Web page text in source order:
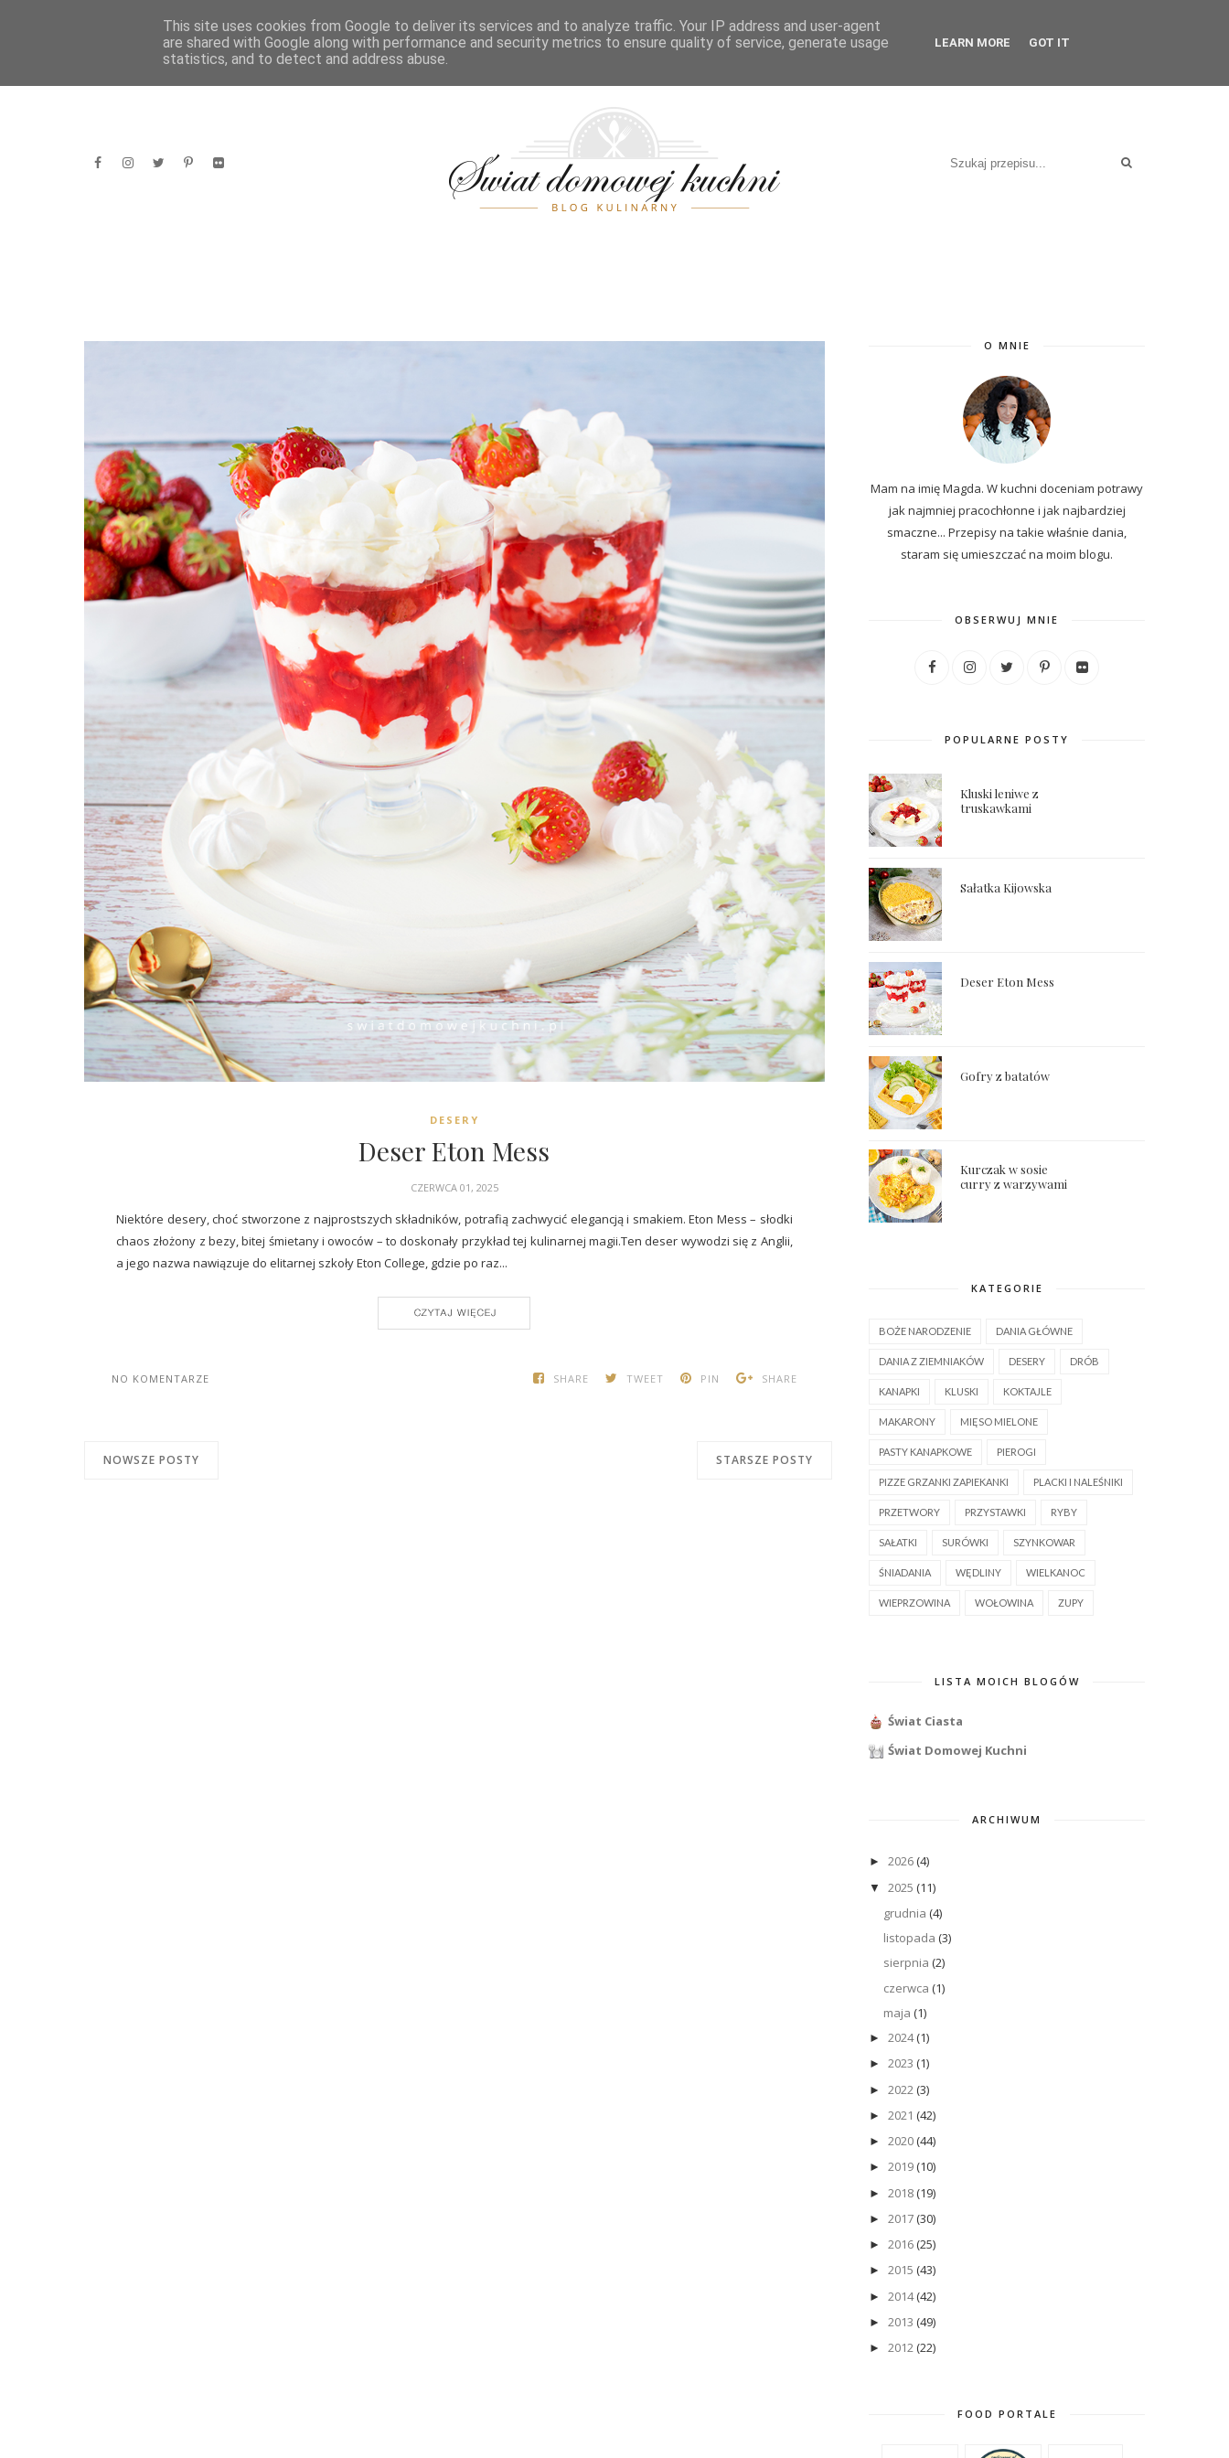
HOME POSIŁKI ŚWIĘTA PRZELICZNIKI SPIS TREŚCI KONTAKT
DESERY
Deser Eton Mess
CZERWCA 01, 2025
Niektóre desery, choć stworzone z najprostszych składników, potrafią zachwycić elegancją i smakiem. Eton Mess – słodki
chaos złożony z bezy, bitej śmietany i owoców – to doskonały przykład tej kulinarnej magii.Ten deser wywodzi się z Anglii,
a jego nazwa nawiązuje do elitarnej szkoły Eton College, gdzie po raz...
CONTINUE READING
SHARE TWEET PIN SHARE
NO KOMENTARZE
NOWSZE POSTY STARSZE POSTY
O MNIE
Mam na imię Magda. W kuchni doceniam potrawy
jak najmniej pracochłonne i jak najbardziej
smaczne... Przepisynatakie właśnie dania,
staram się umieszczać na moim blogu.
OBSERWUJ MNIE
POPULARNE POSTY
Kluski leniwe z
truskawkami
Sałatka Kijowska
Deser Eton Mess
Gofry z batatów
Kurczak w sosie
curry z warzywami
KATEGORIE
BOŻE NARODZENIE DANIA GŁÓWNE
DANIA Z ZIEMNIAKÓW DESERY DRÓB
KANAPKI KLUSKI KOKTAJLE
MAKARONY MIĘSO MIELONE
PASTY KANAPKOWE PIEROGI
PIZZE GRZANKI ZAPIEKANKI PLACKI I NALEŚNIKI
PRZETWORY PRZYSTAWKI RYBY
SAŁATKI SURÓWKI SZYNKOWAR
ŚNIADANIA WĘDLINY WIELKANOC
WIEPRZOWINA WOŁOWINA ZUPY
LISTA MOICH BLOGÓW
Świat Ciasta
Świat Domowej Kuchni
ARCHIWUM
►2026 (4)
▼ 2025 (11)
grudnia (4)
listopada (3)
sierpnia (2)
czerwca (1)
maja (1)
►2024(1)
►2023 (1)
►2022 (3)
►2021 (42)
►2020 (44)
►2019 (10)
►2018 (19)
►2017 (30)
►2016 (25)
►2015 (43)
►2014(42)
►2013 (49)
►2012 (22)
FOOD PORTALE
This site uses cookies from Google to deliver its services and to analyze traffic. Your IP address and user-agent
are shared with Google along with performance and security metrics to ensure quality of service, generate usage
statistics, and to detect and address abuse.
LEARN MORE GOT IT